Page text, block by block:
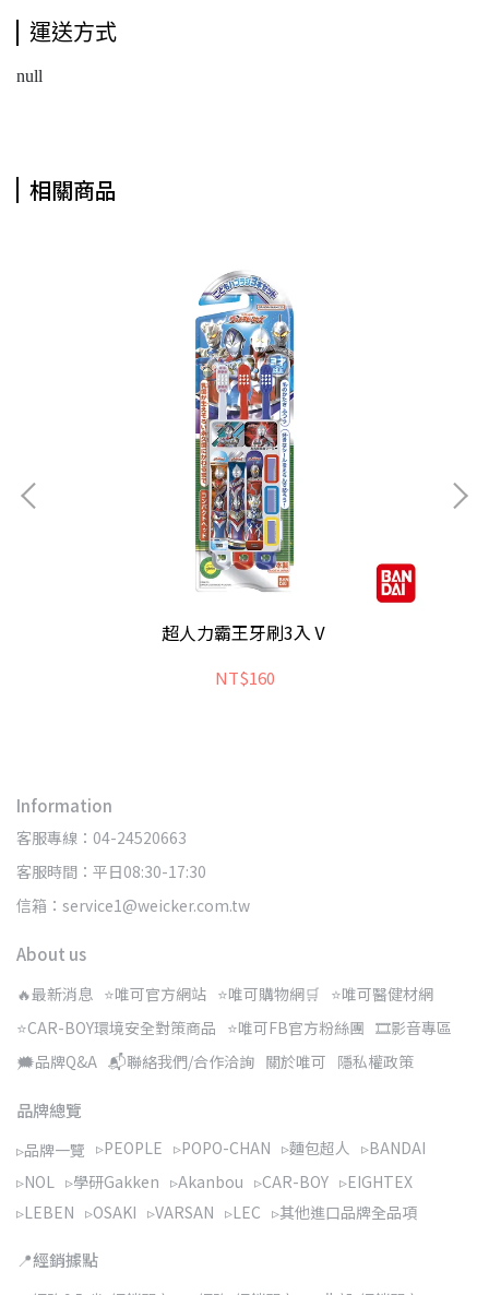
運送方式
null
相關商品
超人力霸王牙刷3入Ⅴ
NT$160
Information
客服專線：04-24520663
客服時間：平日08:30-17:30
信箱：service1@weicker.com.tw
About us
🔥最新消息 ⭐唯可官方網站 ⭐唯可購物網🛒 ⭐唯可醫健材網
⭐CAR-BOY環境安全對策商品 ⭐唯可FB官方粉絲團 🎞️影音專區
🗯️品牌Q&A 📬聯絡我們/合作洽詢 關於唯可 隱私權政策
品牌總覽
▹品牌一覽 ▹PEOPLE ▹POPO-CHAN ▹麵包超人 ▹BANDAI
▹NOL ▹學研Gakken ▹Akanbou ▹CAR-BOY ▹EIGHTEX
▹LEBEN ▹OSAKI ▹VARSAN ▹LEC ▹其他進口品牌全品項
📍經銷據點